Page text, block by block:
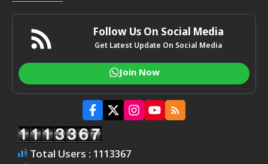
Follow Us On Social Media
Get Latest Update On Social Media
Join Now
Total Users : 1113367